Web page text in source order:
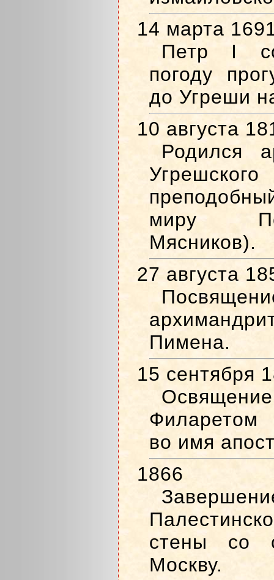
14 марта
Петр I
погоду
до Угреши
10 августа
Родился
миру
Мясников).
27 августа
Пимена.
15 сентября
Филаретом
во имя
1866
стены со
Москву.